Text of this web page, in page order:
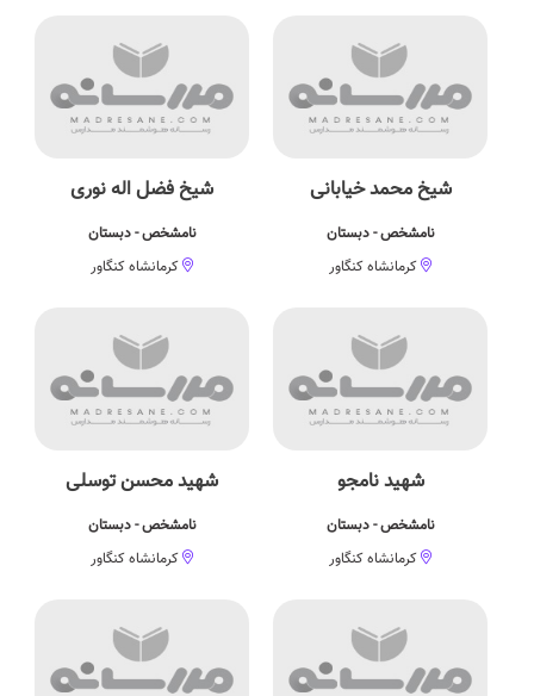
شیخ محمد خیابانی
نامشخص - دبستان
کرمانشاه کنگاور
شیخ فضل اله نوری
نامشخص - دبستان
کرمانشاه کنگاور
شهید نامجو
نامشخص - دبستان
کرمانشاه کنگاور
شهید محسن توسلی
نامشخص - دبستان
کرمانشاه کنگاور